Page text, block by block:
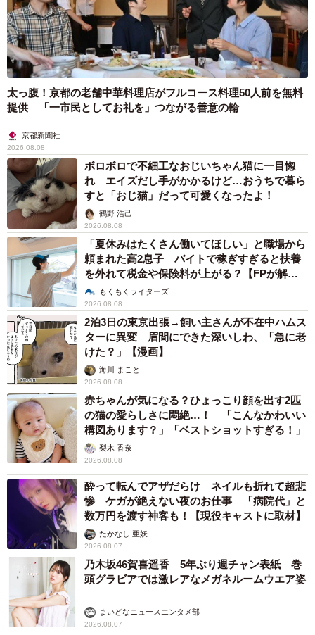
太っ腹！京都の老舗中華料理店がフルコース料理50人前を無料
提供 「一市民としてお礼を」つながる善意の輪
京都新聞社
2026.08.08
ボロボロで不細工なおじいちゃん猫に一目惚
れ エイズだし手がかかるけど…おうちで暮ら
すと「おじ猫」だって可愛くなったよ！
鶴野 浩己
2026.08.08
「夏休みはたくさん働いてほしい」と職場から
頼まれた高2息子 バイトで稼ぎすぎると扶養
を外れて税金や保険料が上がる？【FPが解
説】もくもくライターズ
2026.08.08
2泊3日の東京出張→飼い主さんが不在中ハムス
ターに異変 眉間にできた深いしわ、「急に老
けた？」【漫画】
海川 まこと
2026.08.08
赤ちゃんが気になる？ひょっこり顔を出す2匹
の猫の愛らしさに悶絶…！ 「こんなかわいい
構図あります？」「ベストショットすぎる！」
梨木 香奈
2026.08.08
酔って転んでアザだらけ ネイルも折れて超悲
惨 ケガが絶えない夜のお仕事 「病院代」と
数万円を渡す神客も！【現役キャストに取材】
たかなし 亜妖
2026.08.07
乃木坂46賀喜遥香 5年ぶり週チャン表紙 巻
頭グラビアでは激レアなメガネルームウエア姿
まいどなニュースエンタメ部
2026.08.07